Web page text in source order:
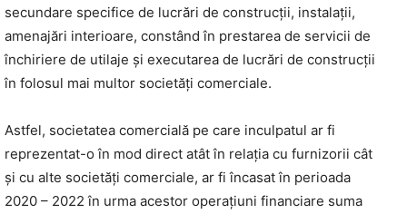
secundare specifice de lucrări de construcții, instalații,
amenajări interioare, constând în prestarea de servicii de
închiriere de utilaje și executarea de lucrări de construcții
în folosul mai multor societăți comerciale.
Astfel, societatea comercială pe care inculpatul ar fi
reprezentat-o în mod direct atât în relația cu furnizorii cât
și cu alte societăți comerciale, ar fi încasat în perioada
2020 – 2022 în urma acestor operațiuni financiare suma